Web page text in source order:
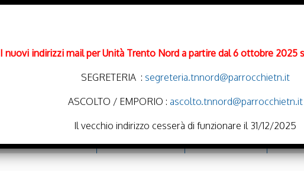
I nuovi indirizzi mail per Unità Trento Nord a partire dal 6 ottobre 2025
SEGRETERIA : segreteria.tnnord@parrocchietn.it
ASCOLTO / EMPORIO : ascolto.tnnord@parrocchietn.it
Il vecchio indirizzo cesserà di funzionare il 31/12/2025